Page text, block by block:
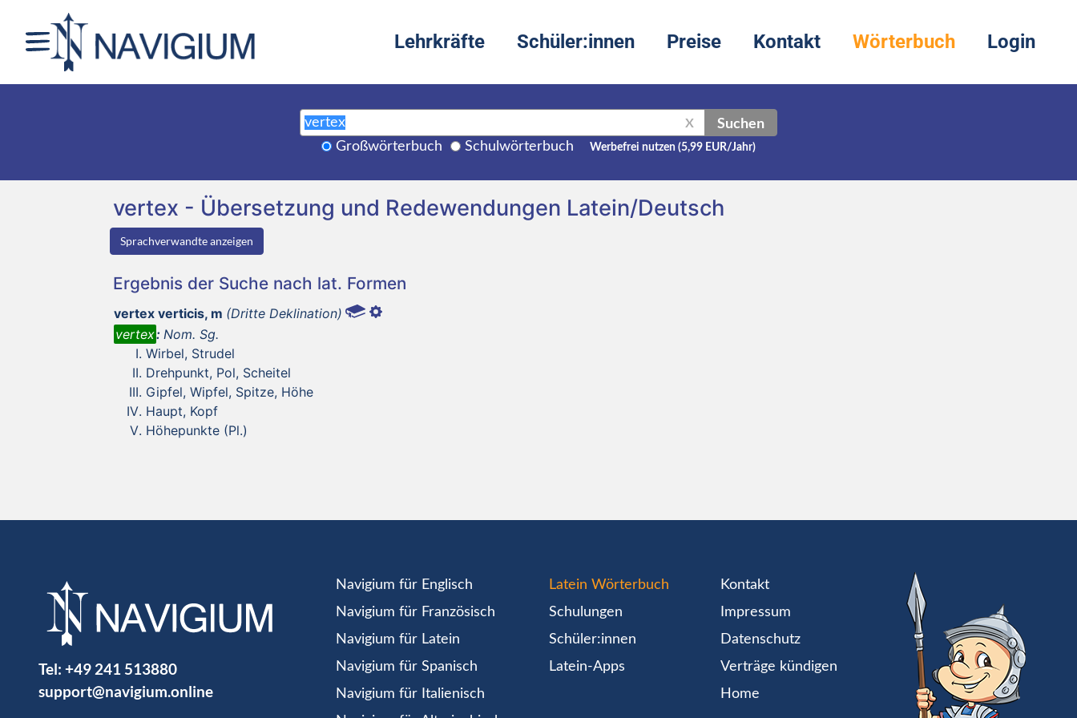
Lehrkräfte Schüler:innen Preise Kontakt Wörterbuch Login
X Suchen
Großwörterbuch Schulwörterbuch Werbefrei nutzen (5,99 EUR/Jahr)
vertex - Übersetzung und Redewendungen Latein/Deutsch
Sprachverwandte anzeigen
Ergebnis der Suche nach lat. Formen
vertex verticis, m (Dritte Deklination)
vertex: Nom. Sg.
Wirbel, Strudel
Drehpunkt, Pol, Scheitel
Gipfel, Wipfel, Spitze, Höhe
Haupt, Kopf
Höhepunkte (Pl.)
Tel: +49 241 513880
support@navigium.online
Navigium für Englisch
Navigium für Französisch
Navigium für Latein
Navigium für Spanisch
Navigium für Italienisch
Latein Wörterbuch
Schulungen
Schüler:innen
Latein-Apps
Kontakt
Impressum
Datenschutz
Verträge kündigen
Home